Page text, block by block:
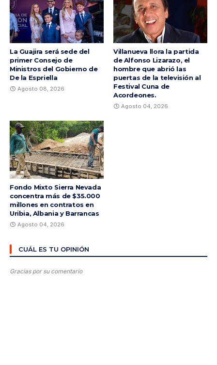
La Guajira será sede del
primer Consejo de
Ministros del Gobierno de
De la Espriella
Agosto 08, 2026
Villanueva llora la partida
de Alfonso Lizarazo, el
hombre que abrió las
puertas de la televisión al
Festival Cuna de
Acordeones.
Agosto 04, 2026
Fondo Mixto Sierra Nevada
concentra más de $35.000
millones en contratos en
Uribia, Albania y Barrancas
Agosto 04, 2026
CUÁL ES TU OPINIÓN
Gracias por su comentario